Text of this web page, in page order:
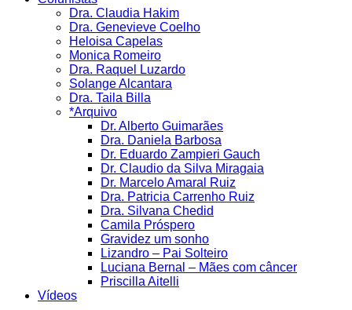
Dra. Claudia Hakim
Dra. Genevieve Coelho
Heloisa Capelas
Monica Romeiro
Dra. Raquel Luzardo
Solange Alcantara
Dra. Taila Billa
*Arquivo
Dr. Alberto Guimarães
Dra. Daniela Barbosa
Dr. Eduardo Zampieri Gauch
Dr. Claudio da Silva Miragaia
Dr. Marcelo Amaral Ruiz
Dra. Patricia Carrenho Ruiz
Dra. Silvana Chedid
Camila Próspero
Gravidez um sonho
Lizandro – Pai Solteiro
Luciana Bernal – Mães com câncer
Priscilla Aitelli
Vídeos